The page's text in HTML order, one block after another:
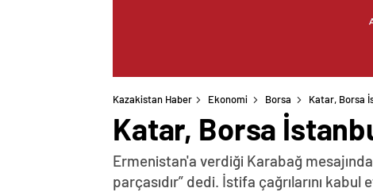
Kazakistan Haber Ekonomi Borsa Katar, Borsa
Katar, Borsa
Ermenistan'a verdiği Karabağ
parçasıdır” dedi. İstifa çağrılarını